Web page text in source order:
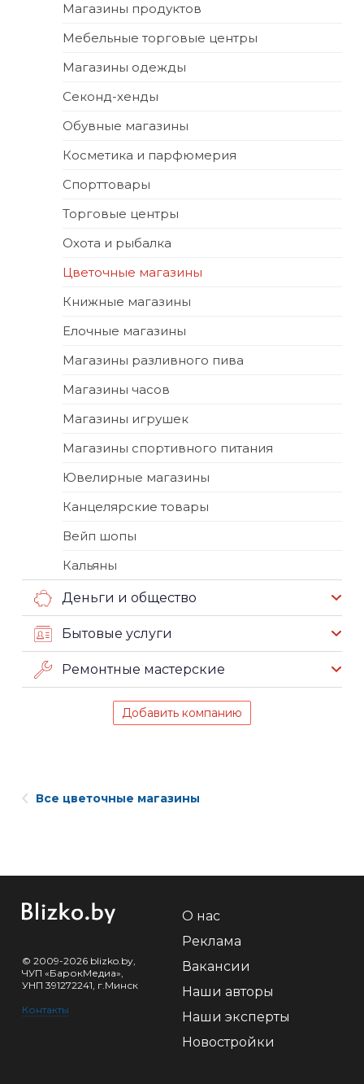
Магазины продуктов
Мебельные торговые центры
Магазины одежды
Секонд-хенды
Обувные магазины
Косметика и парфюмерия
Спорттовары
Торговые центры
Охота и рыбалка
Цветочные магазины
Книжные магазины
Елочные магазины
Магазины разливного пива
Магазины часов
Магазины игрушек
Магазины спортивного питания
Ювелирные магазины
Канцелярские товары
Вейп шопы
Кальяны
Деньги и общество
Бытовые услуги
Ремонтные мастерские
Добавить компанию
Все цветочные магазины
© 2009-2026 blizko.by,
ЧУП «БарокМедиа»,
УНП 391272241, г.Минск
Контакты
О нас
Реклама
Вакансии
Наши авторы
Наши эксперты
Новостройки